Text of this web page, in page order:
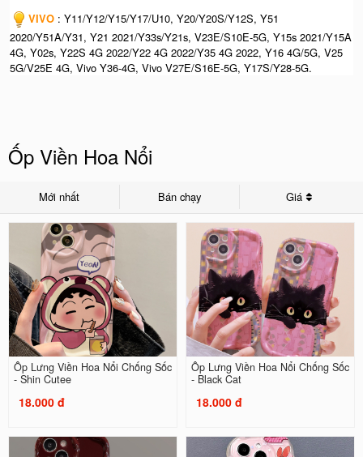
VIVO : Y11/Y12/Y15/Y17/U10, Y20/Y20S/Y12S, Y51
2020/Y51A/Y31, Y21 2021/Y33s/Y21s, V23E/S10E-5G, Y15s 2021/Y15A
4G, Y02s, Y22S 4G 2022/Y22 4G 2022/Y35 4G 2022, Y16 4G/5G, V25
5G/V25E 4G, Vivo Y36-4G, Vivo V27E/S16E-5G, Y17S/Y28-5G.
Ốp Viền Hoa Nổi
Mới nhất Bán chạy Giá
Ốp Lưng Viền Hoa Nổi Chống Sốc
- Shin Cutee
18.000 đ
Ốp Lưng Viền Hoa Nổi Chống Sốc
- Black Cat
18.000 đ